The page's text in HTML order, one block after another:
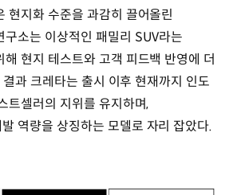
현지화 수준을 과감히 끌어올린
구소는 이상적인 패밀리 SUV라는
현지 테스트와 고객 피드백 반영에 더
과 크레타는 출시 이후 현재까지 인도
트셀러의 지위를 유지하며,
역량을 상징하는 모델로 자리 잡았다.